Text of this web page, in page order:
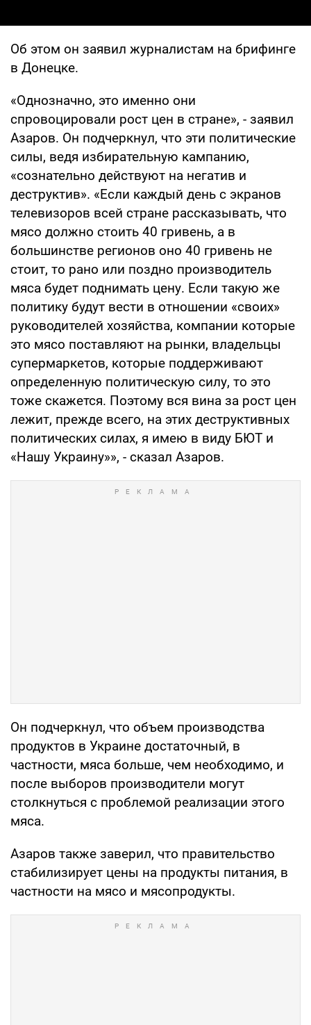
Об этом он заявил журналистам на брифинге
в Донецке.
«Однозначно, это именно они
спровоцировали рост цен в стране», - заявил
Азаров. Он подчеркнул, что эти политические
силы, ведя избирательную кампанию,
«сознательно действуют на негатив и
деструктив». «Если каждый день с экранов
телевизоров всей стране рассказывать, что
мясо должно стоить 40 гривень, а в
большинстве регионов оно 40 гривень не
стоит, то рано или поздно производитель
мяса будет поднимать цену. Если такую же
политику будут вести в отношении «своих»
руководителей хозяйства, компании которые
это мясо поставляют на рынки, владельцы
супермаркетов, которые поддерживают
определенную политическую силу, то это
тоже скажется. Поэтому вся вина за рост цен
лежит, прежде всего, на этих деструктивных
политических силах, я имею в виду БЮТ и
«Нашу Украину»», - сказал Азаров.
Он подчеркнул, что объем производства
продуктов в Украине достаточный, в
частности, мяса больше, чем необходимо, и
после выборов производители могут
столкнуться с проблемой реализации этого
мяса.
Азаров также заверил, что правительство
стабилизирует цены на продукты питания, в
частности на мясо и мясопродукты.